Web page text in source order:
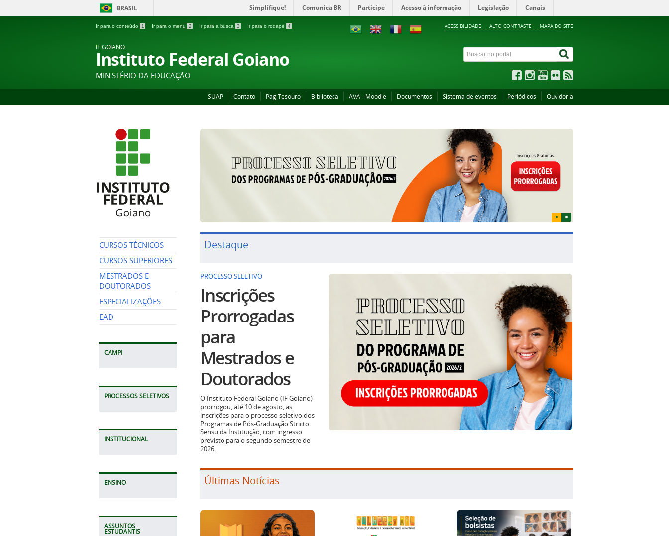
BRASIL Simplifique! Comunica BR Participe Acesso à informação Legislação Canais
Ir para o conteúdo 1 Ir para o menu 2 Ir para a busca 3 Ir para o rodapé 4 ACESSIBILIDADE ALTO CONTRASTE MAPA DO SITE
IF GOIANO
Instituto Federal Goiano
MINISTÉRIO DA EDUCAÇÃO
SUAP Contato Pag Tesouro Biblioteca AVA - Moodle Documentos Sistema de eventos Periódicos Ouvidoria
CURSOS TÉCNICOS
CURSOS SUPERIORES
MESTRADOS E
DOUTORADOS
ESPECIALIZAÇÕES
EAD
CAMPI
PROCESSOS SELETIVOS
INSTITUCIONAL
ENSINO
ASSUNTOS
ESTUDANTIS
Destaque
PROCESSO SELETIVO
Inscrições
Prorrogadas
para
Mestrados e
Doutorados
O Instituto Federal Goiano (IF Goiano)
prorrogou, até 10 de agosto, as
inscrições para o processo seletivo dos
Programas de Pós-Graduação Stricto
Sensu da Instituição, com ingresso
previsto para o segundo semestre de
2026.
Últimas Notícias